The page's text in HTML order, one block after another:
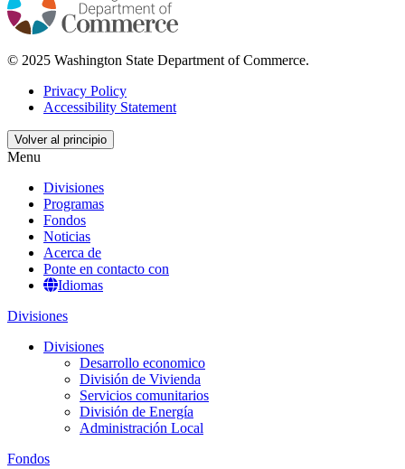
© 2025 Washington State Department of Commerce.
Privacy Policy
Accessibility Statement
Volver al principio
Menu
Divisiones
Programas
Fondos
Noticias
Acerca de
Ponte en contacto con
Idiomas
Divisiones
Divisiones
Desarrollo economico
División de Vivienda
Servicios comunitarios
División de Energía
Administración Local
Fondos